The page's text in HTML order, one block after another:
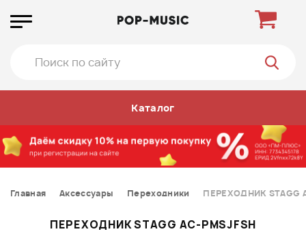
Каталог
Главная Аксессуары Переходники ПЕРЕХОДНИК STAGG
ПЕРЕХОДНИК STAGG AC-PMSJFSH